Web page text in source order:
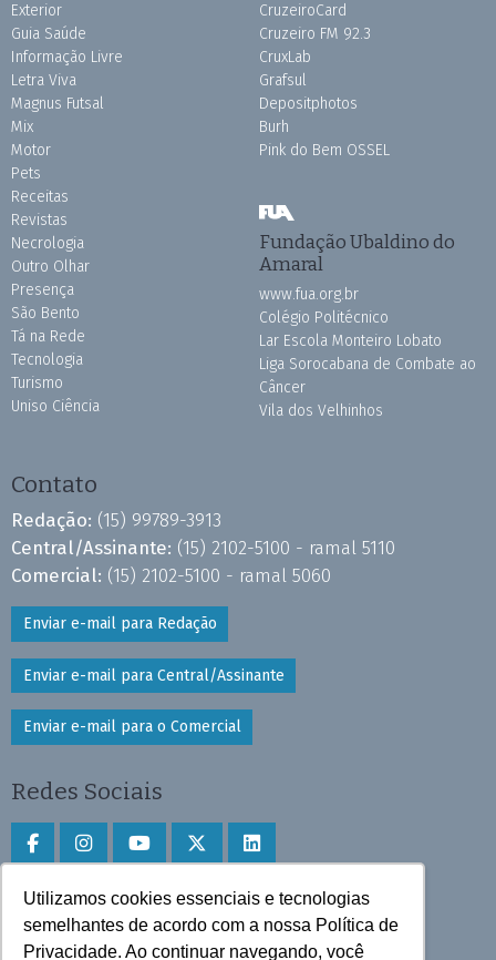
Utilizamos cookies essenciais e tecnologias
semelhantes de acordo com a nossa Política de
Privacidade. Ao continuar navegando, você
Exterior
Guia Saúde
Informação Livre
Letra Viva
Magnus Futsal
Mix
Motor
Pets
Receitas
Revistas
Necrologia
Outro Olhar
Presença
São Bento
Tá na Rede
Tecnologia
Turismo
Uniso Ciência
CruzeiroCard
Cruzeiro FM 92.3
CruxLab
Grafsul
Depositphotos
Burh
Pink do Bem OSSEL
Fundação Ubaldino do
Amaral
www.fua.org.br
Colégio Politécnico
Lar Escola Monteiro Lobato
Liga Sorocabana de Combate ao
Câncer
Vila dos Velhinhos
Contato
Redação: (15) 99789-3913
Central/Assinante: (15) 2102-5100 - ramal 5110
Comercial: (15) 2102-5100 - ramal 5060
Enviar e-mail para Redação
Enviar e-mail para Central/Assinante
Enviar e-mail para o Comercial
Redes Sociais
Faça download do aplicativo
Play Store e App Store